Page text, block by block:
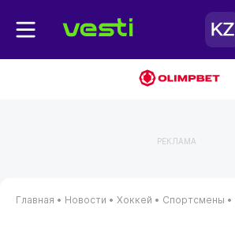
РЕКЛАМА
Главная • Новости • Хоккей • Спортсмены •